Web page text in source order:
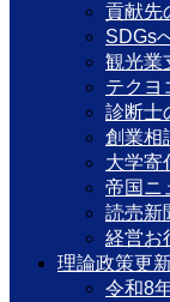
貢献先
SDGs
観光業
テクヨ
診断士
創業相
大学寄
帝国ニ
読売新
経営お
理論政策更
令和8